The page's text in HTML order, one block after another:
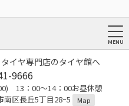
イヤ専門店のタイヤ館へ
9666
13：00～14：00お昼休憩
区長丘5丁目28ｰ5
Map